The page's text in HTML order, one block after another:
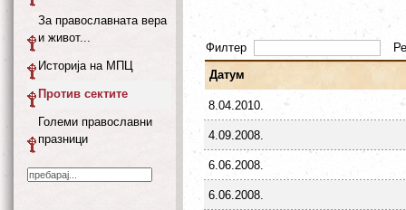
Филтер
Датум
8.04.2010.
4.09.2008.
6.06.2008.
6.06.2008.
За православната вера
и живот...
Историја на МПЦ
Против сектите
Големи православни
празници